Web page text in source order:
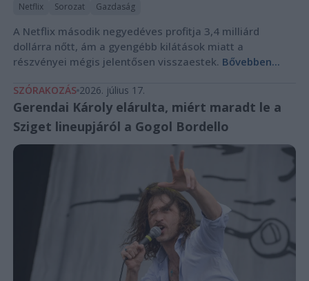
Netflix Sorozat Gazdaság
A Netflix második negyedéves profitja 3,4 milliárd
dollárra nőtt, ám a gyengébb kilátások miatt a
részvényei mégis jelentősen visszaestek. Bővebben...
SZÓRAKOZÁS 2026. július 17.
Gerendai Károly elárulta, miért maradt le a
Sziget lineupjáról a Gogol Bordello